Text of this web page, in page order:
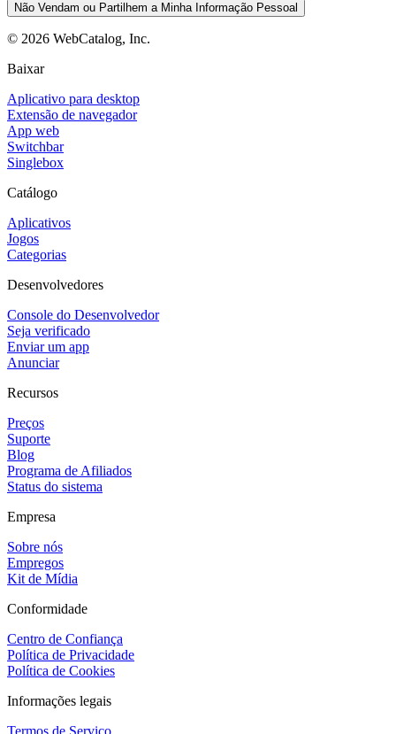
Não Vendam ou Partilhem a Minha Informação Pessoal
© 2026 WebCatalog, Inc.
Baixar
Aplicativo para desktop
Extensão de navegador
App web
Switchbar
Singlebox
Catálogo
Aplicativos
Jogos
Categorias
Desenvolvedores
Console do Desenvolvedor
Seja verificado
Enviar um app
Anunciar
Recursos
Preços
Suporte
Blog
Programa de Afiliados
Status do sistema
Empresa
Sobre nós
Empregos
Kit de Mídia
Conformidade
Centro de Confiança
Política de Privacidade
Política de Cookies
Informações legais